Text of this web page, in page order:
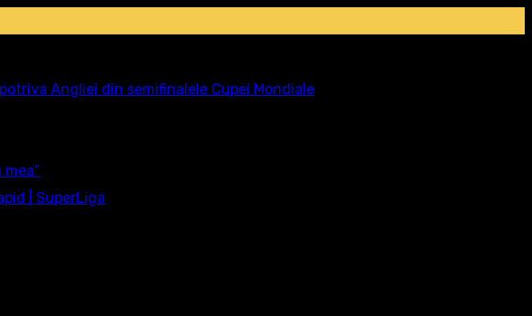
Angliei din semifinalele Cupei Mondiale
| SuperLiga